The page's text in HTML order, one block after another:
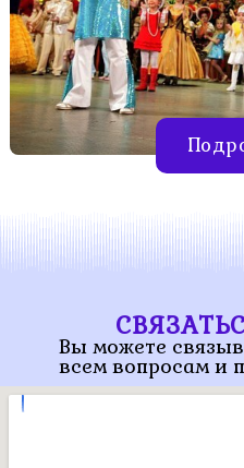
Вы можете
всем вопросам и